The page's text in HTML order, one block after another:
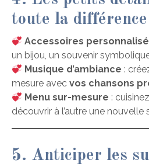
toute la différence
Accessoires
un bijou, un souvenir
Musique d’ambiance :
mesure avec vos chansons
Menu sur-mesure :
découvrir à l’autre une nouvelle
5. Anticiper les